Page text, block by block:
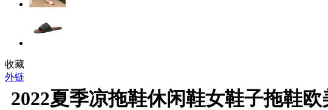
收藏
外链
2022夏季凉拖鞋休闲鞋女鞋子拖鞋欧